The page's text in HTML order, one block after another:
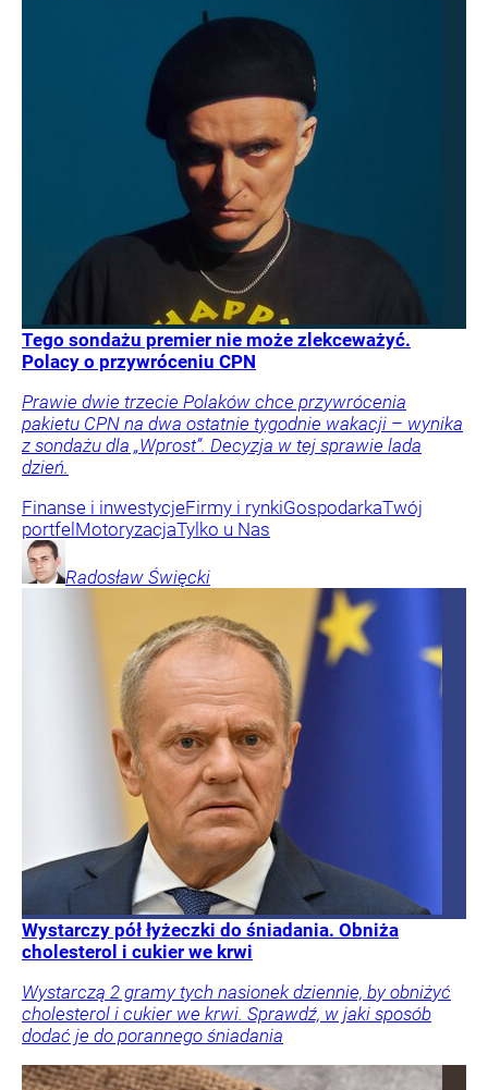
Tego sondażu premier nie może zlekceważyć.
Polacy o przywróceniu CPN
Prawie dwie trzecie Polaków chce przywrócenia
pakietu CPN na dwa ostatnie tygodnie wakacji – wynika
z sondażu dla „Wprost”. Decyzja w tej sprawie lada
dzień.
Finanse i inwestycjeFirmy i rynkiGospodarkaTwój
portfel MotoryzacjaTylko u Nas
Radosław Święcki
Wystarczy pół łyżeczki do śniadania. Obniża
cholesterol i cukier we krwi
Wystarczą 2 gramy tych nasionek dziennie, by obniżyć
cholesterol i cukier we krwi. Sprawdź, w jaki sposób
dodać je do porannego śniadania